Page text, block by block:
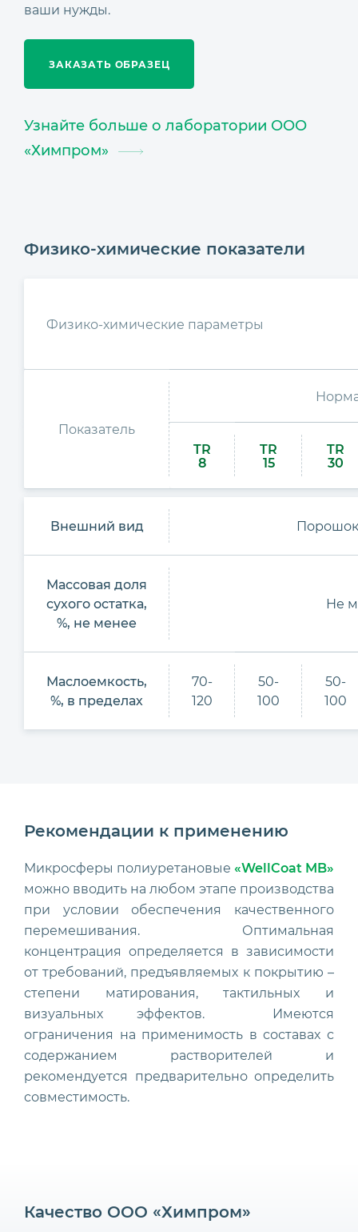
ваши нужды.
ЗАКАЗАТЬ ОБРАЗЕЦ
Узнайте больше о лаборатории ООО
«Химпром»
Физико-химические показатели
Физико-химические параметры
Показатель
TR
8
TR
15
TR
30
Внешний вид
Массовая доля
сухого остатка,
%, не менее
Не
Маслоемкость,
%, в пределах
70-
120
50-
100
50-
100
Рекомендации к применению
Микросферы полиуретановые «WellCoat MB»
можно вводить на любом этапе производства
при условии обеспечения качественного
перемешивания. Оптимальная
концентрация определяется в зависимости
от требований, предъявляемых к покрытию –
степени матирования, тактильных и
визуальных эффектов. Имеются
ограничения на применимость в составах с
содержанием растворителей и
рекомендуется предварительно определить
совместимость.
Качество ООО «Химпром»